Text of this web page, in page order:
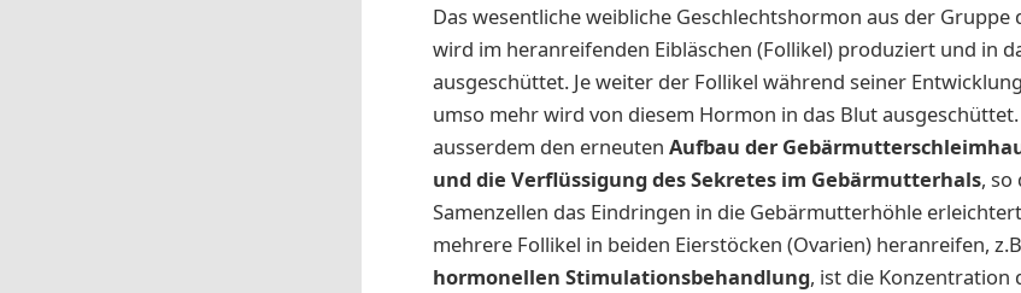
Das wesentliche weibliche Geschlechtshormon aus der Gruppe
wird im heranreifenden Eibläschen (Follikel) produziert und in
ausgeschüttet. Je weiter der Follikel während seiner
umso mehr wird von diesem Hormon in das Blut
ausserdem den erneuten Aufbau der
und die Verflüssigung des Sekretes im Gebärmutterhals, so
Samenzellen das Eindringen in die Gebärmutterhöhle
mehrere Follikel in beiden Eierstöcken (Ovarien) heranreifen,
hormonellen Stimulationsbehandlung, ist die Konzentration